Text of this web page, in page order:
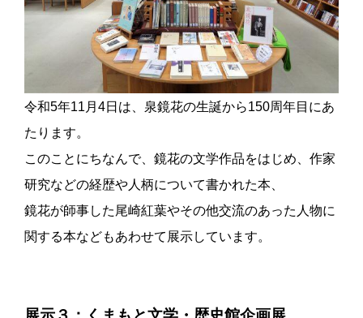
令和5年11月4日は、泉鏡花の生誕から150周年目にあ
たります。
このことにちなんで、鏡花の文学作品をはじめ、作家
研究などの経歴や人柄について書かれた本、
鏡花が師事した尾崎紅葉やその他交流のあった人物に
関する本などもあわせて展示しています。